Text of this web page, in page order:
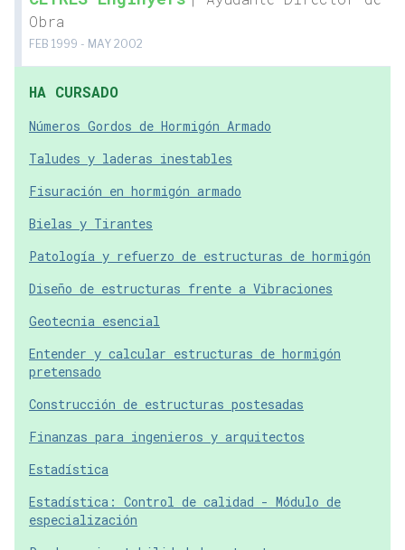
Obra
FEB 1999 - MAY 2002
HA CURSADO
Números Gordos de Hormigón Armado
Taludes y laderas inestables
Fisuración en hormigón armado
Bielas y Tirantes
Patología y refuerzo de estructuras de hormigón
Diseño de estructuras frente a Vibraciones
Geotecnia esencial
Entender y calcular estructuras de hormigón
pretensado
Construcción de estructuras postesadas
Finanzas para ingenieros y arquitectos
Estadística
Estadística: Control de calidad - Módulo de
especialización